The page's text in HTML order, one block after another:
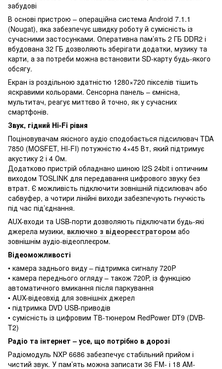
забудові
В основі пристрою – операційна система Android 7.1.1
(Nougat), яка забезпечує швидку роботу й сумісність із
сучасними застосунками. Оперативна пам’ять 2 ГБ DDR2 і
вбудована 32 ГБ дозволяють зберігати додатки, музику та
карти, а за потреби можна встановити SD-карту будь-якого
обсягу.
Екран із роздільною здатністю 1280×720 пікселів тішить
яскравими кольорами. Сенсорна панель – ємнісна,
мультитач, реагує миттєво й точно, як у сучасних
смартфонів.
Звук, гідний Hi-Fi рівня
Поціновувачам якісного аудіо сподобається підсилювач TDA
7850 (MOSFET, HI-FI) потужністю 4×45 Вт, який підтримує
акустику 2 і 4 Ом.
Додатково пристрій обладнано шиною I2S 24bit і оптичним
виходом TOSLINK для передавання цифрового звуку без
втрат. Є можливість підключити зовнішній підсилювач або
сабвуфер, а чотири лінійні виходи забезпечують гнучкість
під час під’єднання.
AUX-входи та USB-порти дозволяють підключати будь-які
джерела музики, включно з відеореєстратором або
зовнішнім аудіо-відеоплеєром.
Відеоможливості
• камера заднього виду – підтримка сигналу 720P
• камера переднього огляду – також 720P, із функцією
автоматичного вмикання після паркування
• AUX-відеовхід для зовнішніх джерел
• підтримка DVD USB-приводів
• сумісність із цифровим ТВ-тюнером RedPower DT9 (DVB-
T2)
Радіо та інтернет – усе, що потрібно в дорозі
Радіомодуль NXP 6686 забезпечує стабільний прийом і
чистий звук. У пам’ять можна записати 36 FM- і 18 AM-